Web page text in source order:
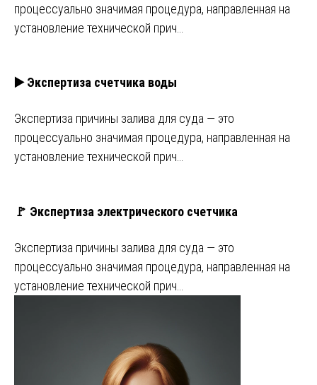
процессуально значимая процедура, направленная на
установление технической прич…
▶️ Экспертиза счетчика воды
Экспертиза причины залива для суда — это
процессуально значимая процедура, направленная на
установление технической прич…
🚩 Экспертиза электрического счетчика
Экспертиза причины залива для суда — это
процессуально значимая процедура, направленная на
установление технической прич…